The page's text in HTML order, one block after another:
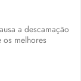
a descamação
melhores